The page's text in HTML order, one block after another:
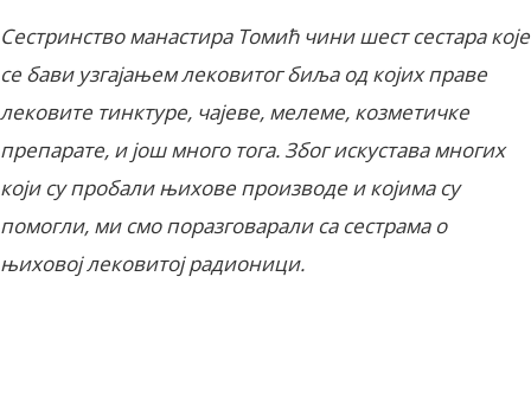
Сестринство манастира Томић чини шест сестара које
се бави узгајањем лековитог биља од којих праве
лековите тинктуре, чајеве, мелеме, козметичке
препарате, и још много тога. Због искустава многих
који су пробали њихове производе и којима су
помогли, ми смо поразговарали са сестрама о
њиховој лековитој радионици.